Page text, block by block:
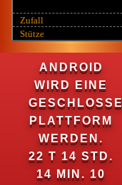
Zufall
Stütze
ANDROID
WIRD EINE
PLATTFORM
WERDEN.
22 T 14 STD.
14 MIN. 9